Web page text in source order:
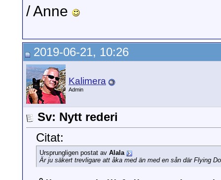
/ Anne
2019-06-21, 10:26
Kalimera
Admin
Sv: Nytt rederi
Citat:
Ursprungligen postat av Alala
Är ju säkert trevligare att åka med än med en sån där Flying